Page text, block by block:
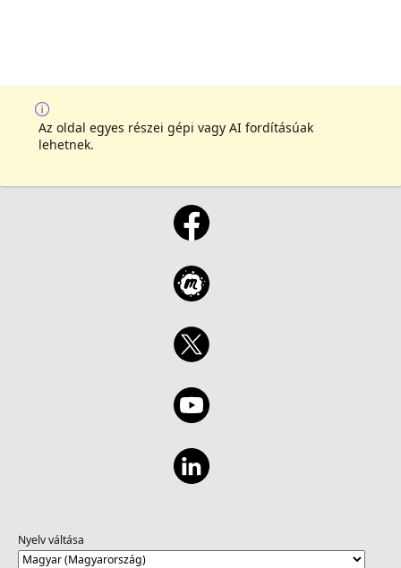
Az oldal egyes részei gépi vagy AI fordításúak
lehetnek.
Nyelv váltása